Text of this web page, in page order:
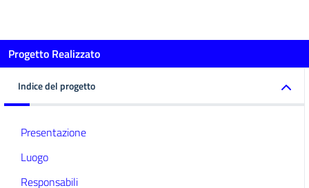
Progetto Realizzato
Indice del progetto
Presentazione
Luogo
Responsabili